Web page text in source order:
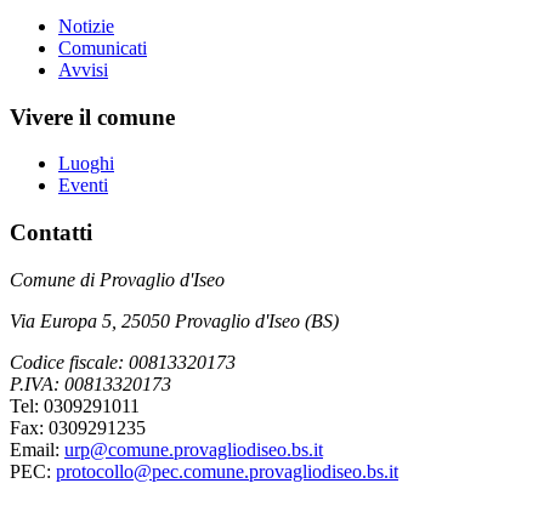
Notizie
Comunicati
Avvisi
Vivere il comune
Luoghi
Eventi
Contatti
Comune di Provaglio d'Iseo
Via Europa 5, 25050 Provaglio d'Iseo (BS)
Codice fiscale: 00813320173
P.IVA: 00813320173
Tel: 0309291011
Fax: 0309291235
Email: urp@comune.provagliodiseo.bs.it
PEC: protocollo@pec.comune.provagliodiseo.bs.it